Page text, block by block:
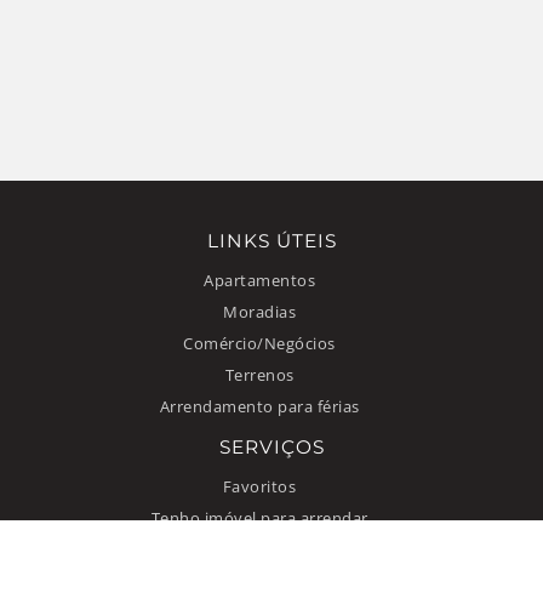
LINKS ÚTEIS
Apartamentos
Moradias
Comércio/Negócios
Terrenos
Arrendamento para férias
SERVIÇOS
Favoritos
Tenho imóvel para arrendar